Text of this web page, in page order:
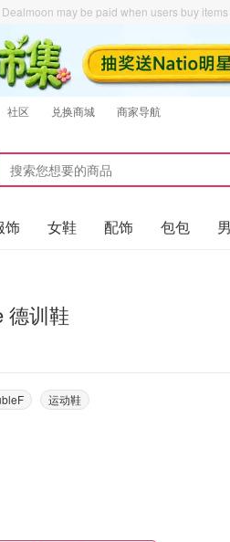
Dealmoon may be paid when users buy items
社区 兑换商城 商家导航
饰 女鞋 配饰 包包
Tyre 德训鞋
运动鞋